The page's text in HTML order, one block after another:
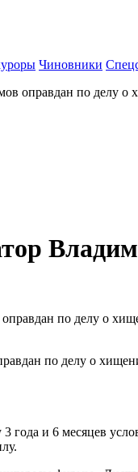
Чиновники
оправдан по делу о
по делу о
и 6 месяцев